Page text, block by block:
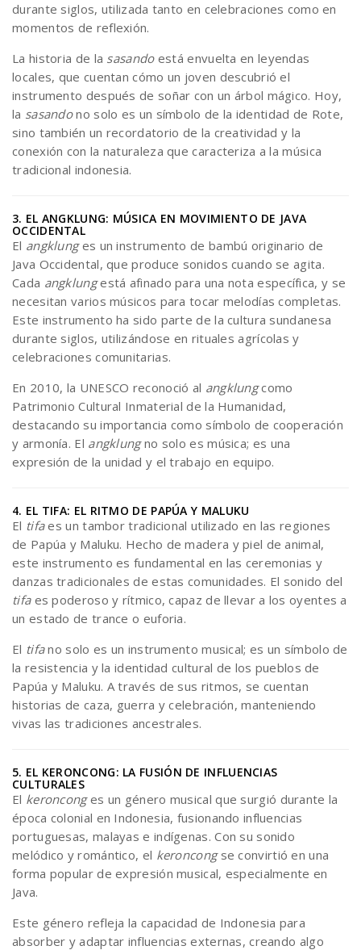
durante siglos, utilizada tanto en celebraciones como en
momentos de reflexión.
La historia de la sasandoestá envuelta en leyendas
locales, que cuentan cómo un joven descubrió el
instrumento después de soñar con un árbol mágico. Hoy,
la sasandono solo es un símbolo de la identidad de Rote,
sino también un recordatorio de la creatividad y la
conexión con la naturaleza que caracteriza a la música
tradicional indonesia.
3. EL ANGKLUNG: MÚSICA EN MOVIMIENTO DE JAVA
OCCIDENTAL
El angklunges un instrumento de bambú originario de
Java Occidental, que produce sonidos cuando se agita.
Cada angklungestá afinado para una nota específica, y se
necesitan varios músicos para tocar melodías completas.
Este instrumento ha sido parte de la cultura sundanesa
durante siglos, utilizándose en rituales agrícolas y
celebraciones comunitarias.
En 2010, la UNESCO reconoció al angklungcomo
Patrimonio Cultural Inmaterial de la Humanidad,
destacando su importancia como símbolo de cooperación
y armonía. El angklungno solo es música; es una
expresión de la unidad y el trabajo en equipo.
4. EL TIFA: EL RITMO DE PAPÚA Y MALUKU
El tifaes un tambor tradicional utilizado en las regiones
de Papúa y Maluku. Hecho de madera y piel de animal,
este instrumento es fundamental en las ceremonias y
danzas tradicionales de estas comunidades. El sonido del
tifaes poderoso y rítmico, capaz de llevar a los oyentes a
un estado de trance o euforia.
El tifano solo es un instrumento musical; es un símbolo de
la resistencia y la identidad cultural de los pueblos de
Papúa y Maluku. A través de sus ritmos, se cuentan
historias de caza, guerra y celebración, manteniendo
vivas las tradiciones ancestrales.
5. EL KERONCONG: LA FUSIÓN DE INFLUENCIAS
CULTURALES
El keronconges un género musical que surgió durante la
época colonial en Indonesia, fusionando influencias
portuguesas, malayas e indígenas. Con su sonido
melódico y romántico, el keroncongse convirtió en una
forma popular de expresión musical, especialmente en
Java.
Este género refleja la capacidad de Indonesia para
absorber y adaptar influencias externas, creando algo